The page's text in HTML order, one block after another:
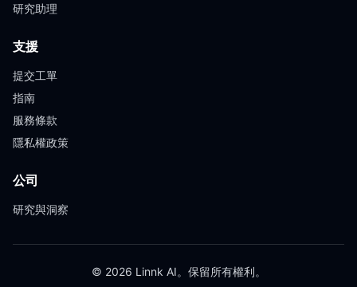
研究助理
支援
提交工單
指南
服務條款
隱私權政策
公司
研究與洞察
© 2026 Linnk AI。保留所有權利。